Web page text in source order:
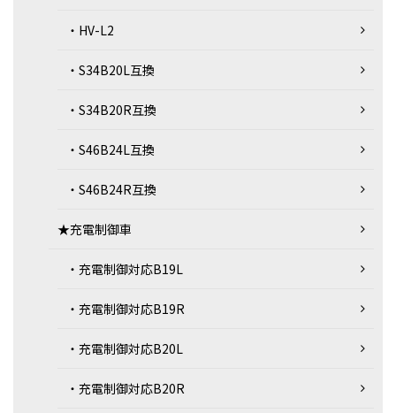
・HV-L2
・S34B20L互換
・S34B20R互換
・S46B24L互換
・S46B24R互換
★充電制御車
・充電制御対応B19L
・充電制御対応B19R
・充電制御対応B20L
・充電制御対応B20R